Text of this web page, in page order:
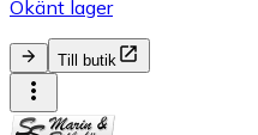
Okänt lager
Till butik